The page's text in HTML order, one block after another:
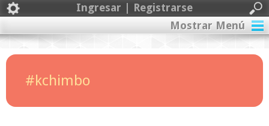
Ingresar | Registrarse
Mostrar Menú
#kchimbo